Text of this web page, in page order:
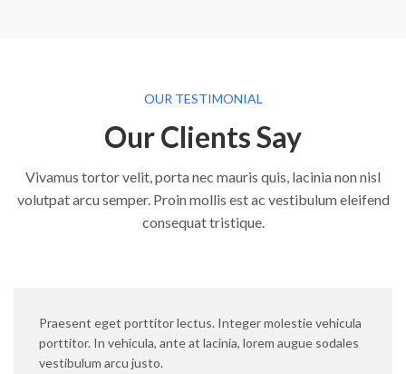
OUR TESTIMONIAL
Our Clients Say
Vivamus tortor velit, porta nec mauris quis, lacinia non nisl
volutpat arcu semper. Proin mollis est ac vestibulum eleifend
consequat tristique.
Praesent eget porttitor lectus. Integer molestie vehicula
porttitor. In vehicula, ante at lacinia, lorem augue sodales
vestibulum arcu justo.